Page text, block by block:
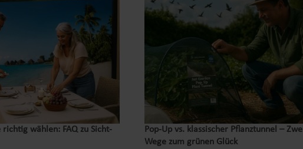
richtig wählen: FAQ zu Sicht-
Pop‑Up vs. klassischer Pflanztunnel – Zwei
Wege zum grünen Glück